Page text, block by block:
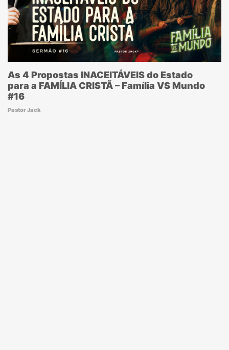
As 4 Propostas INACEITÁVEIS do Estado
para a FAMÍLIA CRISTÃ – Família VS Mundo
#16
Pastor Jack